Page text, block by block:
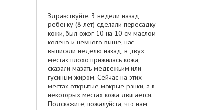
Здравствуйте. 3 недели назад
ребёнку (8 лет) сделали пересадку
кожи, был ожог 10 на 10 см маслом
колено и немного выше, нас
выписали неделю назад, в двух
местах плохо прижилась кожа,
сказали мазать медвежьим или
гусиным жиром. Сейчас на этих
местах открытые мокрые ранки, а в
некоторых местах кожа двигается.
Подскажите, пожалуйста, что нам